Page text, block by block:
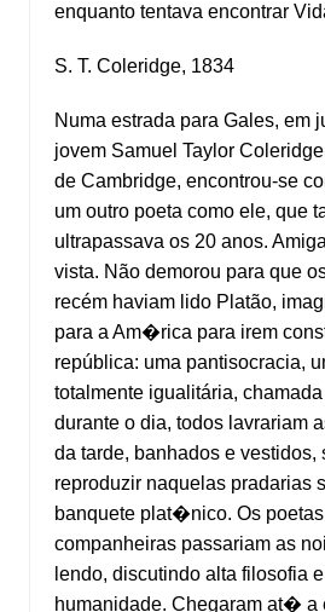
enquanto tentava encontrar
S. T. Coleridge, 1834
Numa estrada para Gales, em
jovem Samuel Taylor
de Cambridge, encontrou-se
um outro poeta como ele, que
ultrapassava os 20 anos.
vista. Não demorou para que
recém haviam lido Platão,
para a Am�rica para irem
república: uma pantisocracia,
totalmente igualitária,
durante o dia, todos lavrariam
da tarde, banhados e vestidos,
reproduzir naquelas pradarias
banquete plat�nico. Os
companheiras passariam as
lendo, discutindo alta filosofia
humanidade. Chegaram at� a